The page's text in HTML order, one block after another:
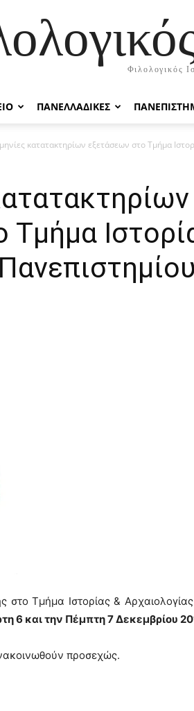
Φιλολογικός
ΠΑΝΕΛΛΑΔΙΚΕΣ
κατατακτηρίων εξετάσεων στο Τμήμα
στο Τμήμα Ιστορίας &
6 και την Πέμπτη 7 Δεκεμβρίου
προσεχώς.